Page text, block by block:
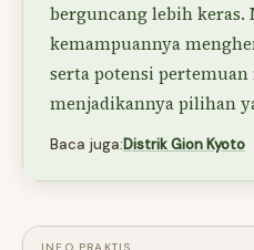
berguncang lebih keras.
kemampuannya
serta potensi
menjadikannya pilihan
Baca juga:Distrik Gion Kyoto
INFO PRAKTIS